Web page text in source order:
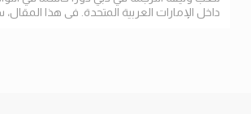
داخل الإمارات العربية المتحدة. في هذا